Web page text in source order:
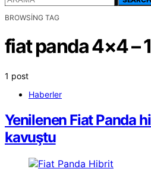
BROWSING TAG
fiat panda 4×4 –
1 post
Haberler
Yenilenen Fiat Panda
kavuştu